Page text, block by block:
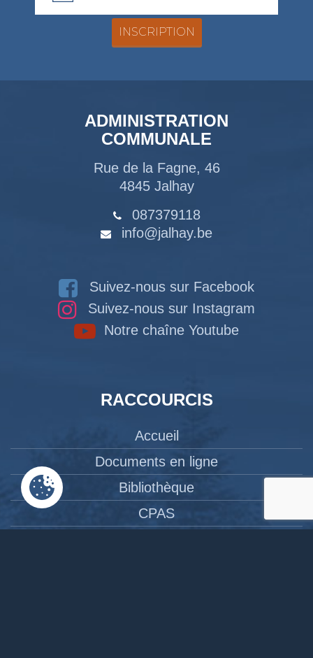
ADMINISTRATION
COMMUNALE
Rue de la Fagne, 46
4845 Jalhay
087379118
info@jalhay.be
Suivez-nous sur Facebook
Suivez-nous sur Instagram
Notre chaîne Youtube
RACCOURCIS
Accueil
Documents en ligne
Bibliothèque
CPAS